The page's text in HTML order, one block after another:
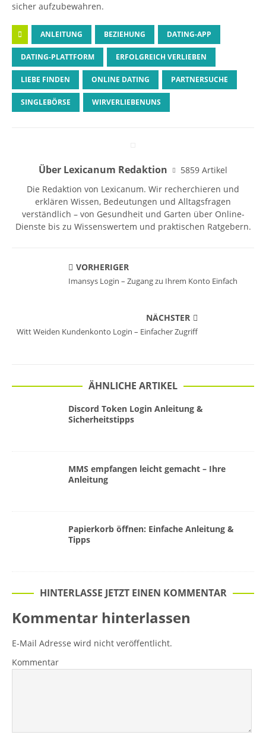
sicher aufzubewahren.
ANLEITUNG BEZIEHUNG DATING-APP
DATING-PLATTFORM ERFOLGREICH VERLIEBEN
LIEBE FINDEN ONLINE DATING PARTNERSUCHE
SINGLEBÖRSE WIRVERLIEBENUNS
Über Lexicanum Redaktion
5859 Artikel
Die Redaktion von Lexicanum. Wir recherchieren und
erklären Wissen, Bedeutungen und Alltagsfragen
verständlich – von Gesundheit und Garten über Online-
Dienste bis zu Wissenswertem und praktischen Ratgebern.
VORHERIGER
Imansys Login – Zugang zu Ihrem Konto Einfach
NÄCHSTER
Witt Weiden Kundenkonto Login – Einfacher Zugriff
ÄHNLICHE ARTIKEL
Discord Token Login Anleitung &
Sicherheitstipps
MMS empfangen leicht gemacht – Ihre
Anleitung
Papierkorb öffnen: Einfache Anleitung &
Tipps
HINTERLASSE JETZT EINEN KOMMENTAR
Kommentar hinterlassen
E-Mail Adresse wird nicht veröffentlicht.
Kommentar